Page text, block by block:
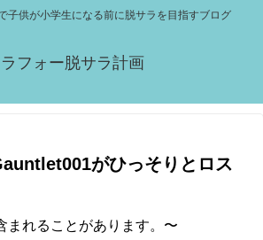
子供が小学生になる前に脱サラを目指すブログ
フォー脱サラ計画
がひっそりとロス
まれることがあります。〜